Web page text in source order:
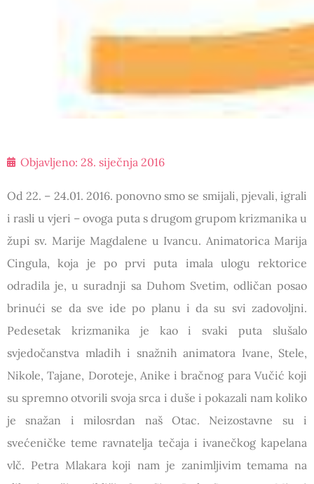
Objavljeno: 28. siječnja 2016
Od 22. – 24.01. 2016. ponovno smo se smijali, pjevali, igrali
i rasli u vjeri – ovoga puta s drugom grupom krizmanika u
župi sv. Marije Magdalene u Ivancu. Animatorica Marija
Cingula, koja je po prvi puta imala ulogu rektorice
odradila je, u suradnji sa Duhom Svetim, odličan posao
brinući se da sve ide po planu i da su svi zadovoljni.
Pedesetak krizmanika je kao i svaki puta slušalo
svjedočanstva mladih i snažnih animatora Ivane, Stele,
Nikole, Tajane, Doroteje, Anike i bračnog para Vučić koji
su spremno otvorili svoja srca i duše i pokazali nam koliko
je snažan i milosrdan naš Otac. Neizostavne su i
svećeničke teme ravnatelja tečaja i ivanečkog kapelana
vlč. Petra Mlakara koji nam je zanimljivim temama na